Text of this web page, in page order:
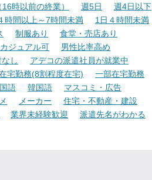
時以前の終業） 週5日
週4日以下
時間以上～7時間未満
1日４時間未満
制服あり
食堂・売店あり
ジュアル可
男性比率高め
し
アデコの派遣社員が就業中
宅勤務(8割程度在宅)
一部在宅勤務
語 韓国語
マスコミ・広告
メーカー
住宅・不動産・建設
業界未経験歓迎
派遣先名がわかる